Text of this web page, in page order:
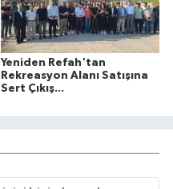
Yeniden Refah'tan
Rekreasyon Alanı Satışına
Sert Çıkış...